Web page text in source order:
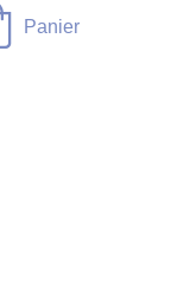
Panier